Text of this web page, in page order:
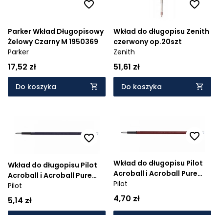
Parker Wkład Długopisowy
Żelowy Czarny M 1950369
Parker
17,52 zł
Do koszyka
Wkład do długopisu Zenith
czerwony op.20szt
Zenith
51,61 zł
Do koszyka
Wkład do długopisu Pilot
Acroball i Acroball Pure
White - niebieski (BRFV-10-
L)
Pilot
5,14 zł
Wkład do długopisu Pilot
Acroball i Acroball Pure
White - czerwony
Pilot
4,70 zł